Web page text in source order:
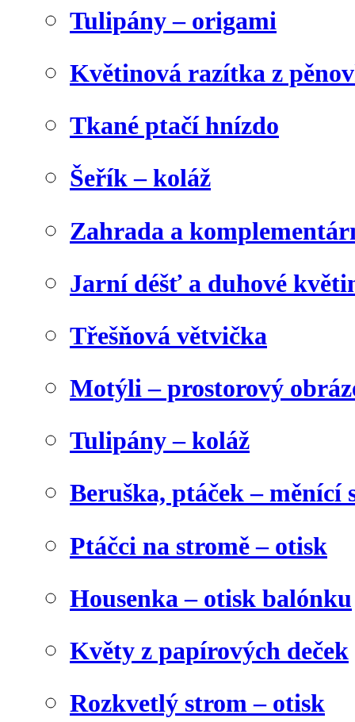
Tulipány – origami
Květinová razítka z
Tkané ptačí hnízdo
Šeřík – koláž
Zahrada a
Jarní déšť a duhové
Třešňová větvička
Motýli – prostorový
Tulipány – koláž
Beruška, ptáček – měnící
Ptáčci na stromě – otisk
Housenka – otisk balónku
Květy z papírových deček
Rozkvetlý strom – otisk